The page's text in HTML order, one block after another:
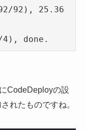
92), 25.36
4), done.
CodeDeployの設
れたものですね。